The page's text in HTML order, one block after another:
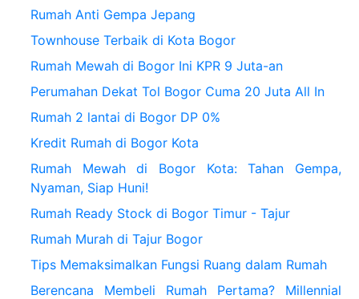
Rumah Anti Gempa Jepang
Townhouse Terbaik di Kota Bogor
Rumah Mewah di Bogor Ini KPR 9 Juta-an
Perumahan Dekat Tol Bogor Cuma 20 Juta All In
Rumah 2 lantai di Bogor DP 0%
Kredit Rumah di Bogor Kota
Rumah Mewah di Bogor Kota: Tahan Gempa,
Nyaman, Siap Huni!
Rumah Ready Stock di Bogor Timur - Tajur
Rumah Murah di Tajur Bogor
Tips Memaksimalkan Fungsi Ruang dalam Rumah
Berencana Membeli Rumah Pertama? Millennial